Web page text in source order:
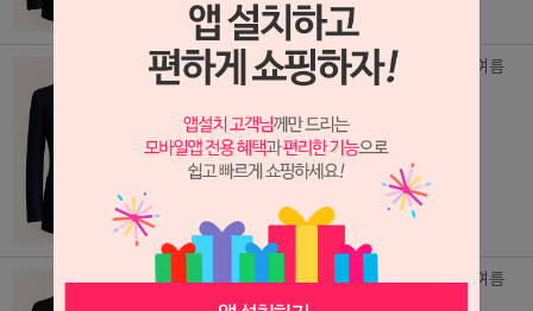
(BZ250630) 린넨100 (마100) 콤비 자켓 / 여름
자켓 남녀 맞춤 제작
278,000원
(BZ250631) 린넨100 (마100) 콤비 자켓 / 여름